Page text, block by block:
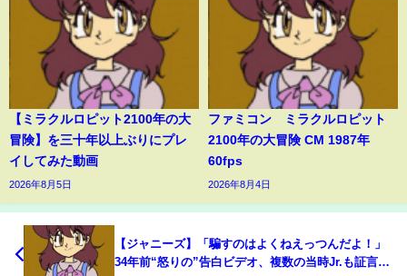
【ミラクルロピット2100年の大
冒険】を三十年以上ぶりにプレ
イしてみた動画
2026年8月5日
ファミコン ミラクルロピット
2100年の大冒険 CM 1987年
60fps
2026年8月4日
【ジャニーズ】「騙すのはよくねえっつんだよ！」
34年前“怒りの”告白ビデオ、複数の当時Jr.も証言、